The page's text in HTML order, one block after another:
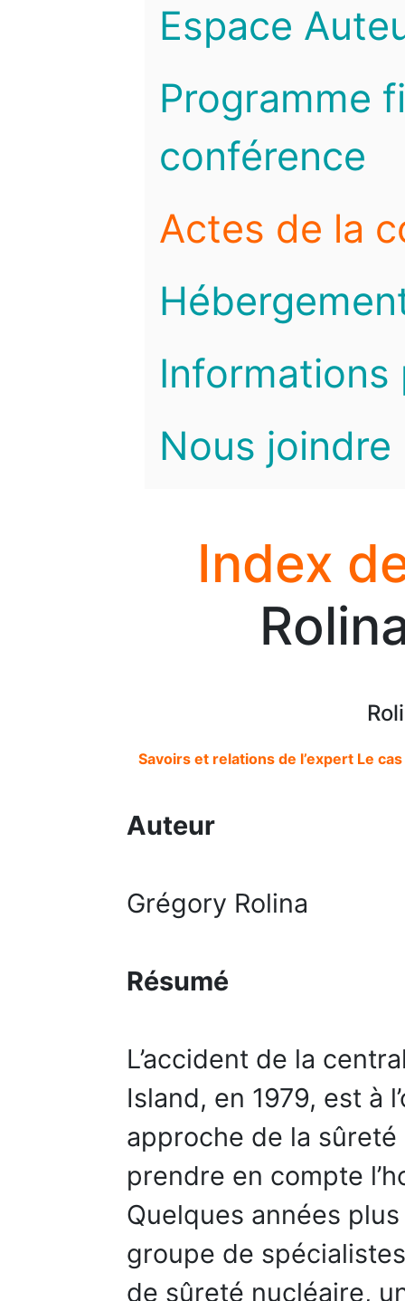
Espace
Programme
conférence
Actes de la
Informations
Nous joindre
Index
Savoirs et relations de l’expert Le
Auteur
Grégory Rolina
Résumé
L’accident de la
Island, en 1979, est à
approche de la
prendre en compte
Quelques années
groupe de
de sûreté nucléaire,